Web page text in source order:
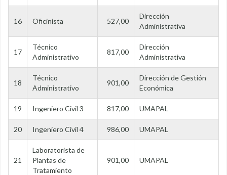
16 Oficinista 527,00
Dirección
Administrativa
17
Técnico
Administrativo
817,00
Dirección
Administrativa
18
Técnico
Administrativo
901,00
Dirección de Gestión
Económica
19 Ingeniero Civil 3 817,00 UMAPAL
20 Ingeniero Civil 4 986,00 UMAPAL
21
Laboratorista de
Plantas de
Tratamiento
901,00 UMAPAL